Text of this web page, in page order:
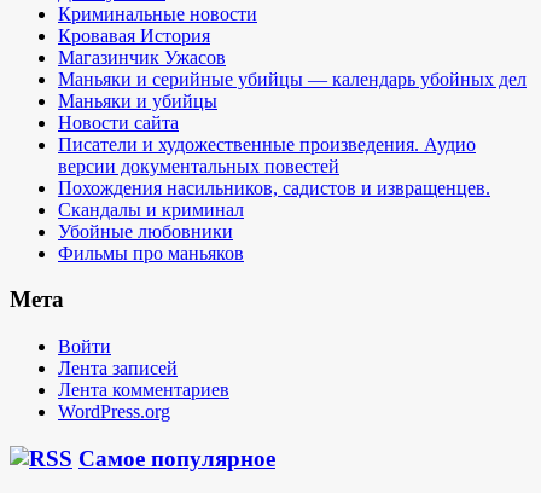
Криминальные новости
Кровавая История
Магазинчик Ужасов
Маньяки и серийные убийцы — календарь убойных дел
Маньяки и убийцы
Новости сайта
Писатели и художественные произведения. Аудио
версии документальных повестей
Похождения насильников, садистов и извращенцев.
Скандалы и криминал
Убойные любовники
Фильмы про маньяков
Мета
Войти
Лента записей
Лента комментариев
WordPress.org
Самое популярное